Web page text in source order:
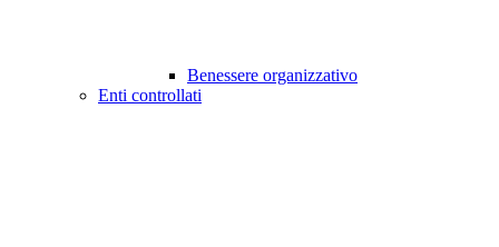
Benessere organizzativo
Enti controllati